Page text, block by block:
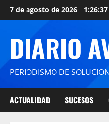
7 de agosto de 2026
DIARIO
PERIODISMO DE
ACTUALIDAD SUCESOS